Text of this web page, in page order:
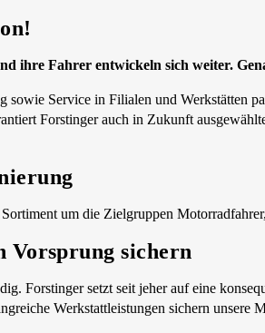
ihre Fahrer entwickeln sich weiter.
sowie Service in Filialen und Werkstätten
Forstinger auch in Zukunft
um die Zielgruppen
Vorsprung sichern
Forstinger setzt seit jeher auf eine
Werkstattleistungen sichern